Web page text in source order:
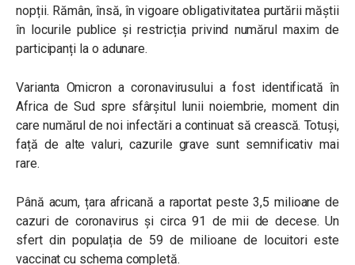
nopții. Rămân, însă, în vigoare obligativitatea purtării măștii
în locurile publice și restricția privind numărul maxim de
participanți la o adunare.
Varianta Omicron a coronavirusului a fost identificată în
Africa de Sud spre sfârșitul lunii noiembrie, moment din
care numărul de noi infectări a continuat să crească. Totuși,
față de alte valuri, cazurile grave sunt semnificativ mai
rare.
Până acum, țara africană a raportat peste 3,5 milioane de
cazuri de coronavirus și circa 91 de mii de decese. Un
sfert din populația de 59 de milioane de locuitori este
vaccinat cu schema completă.